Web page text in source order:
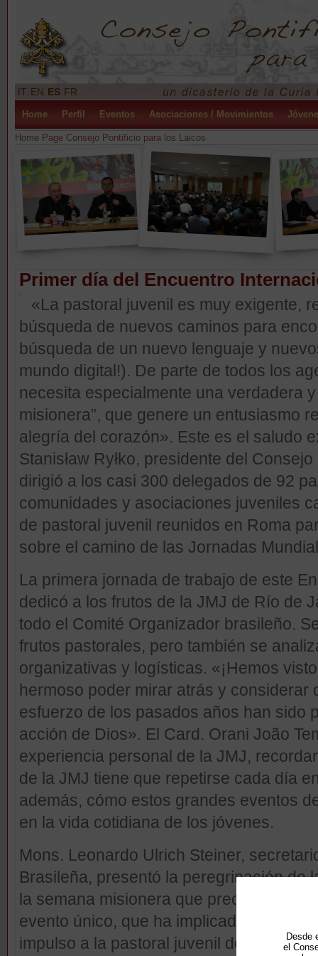
IT EN ES FR
Home Perfil Eventos Asociaciones / Movimientos
Home Page Consejo Pontificio para los Laicos
Primer día del Encuentro
«La pastoral juvenil es muy exigente,
búsqueda de nuevos caminos para
búsqueda de un nuevo lenguaje y
mundo digital!). De parte de todos los
necesita especialmente una verdadera
misionera”, que genere un entusiasmo
alegría del corazón». Este es el saludo
Stanisław Ryłko, presidente del
dirigió a los casi 300 delegados de 92
comunidades y asociaciones juveniles
de pastoral juvenil reunidos en Roma
sobre el camino de las Jornadas
La primera jornada de trabajo de este
dedicó a los frutos de la JMJ de Río de
todo el Comité Organizador brasileño.
frutos pastorales, pero también se
organizativas y logísticas. «¡Hemos
hermoso poder mirar atrás y considerar
esfuerzo de los pasados años han sido
acción de Dios». El Card. Orani João
experiencia personal de la JMJ,
de la JMJ tiene que repetirse cada día
además, cómo estos grandes eventos
en la vida cotidiana de los jóvenes.
Mons. Leonardo Ulrich Steiner,
Brasileña, presentó la peregrinación de
la semana misionera que precedieron
evento único, que ha implicado a todo
impulso a la pastoral juvenil de este
Desde
el